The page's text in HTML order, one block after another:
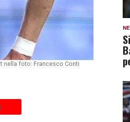
nella foto: Francesco Conti